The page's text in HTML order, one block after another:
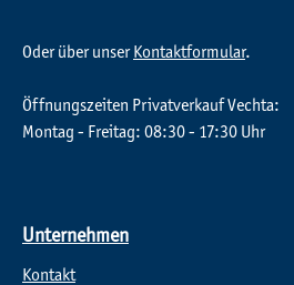
Oder über unser Kontaktformular.
Öffnungszeiten Privatverkauf Vechta:
Montag - Freitag: 08:30 - 17:30 Uhr
Unternehmen
Kontakt